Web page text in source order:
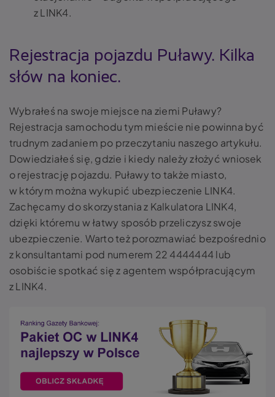
z LINK4.
Rejestracja pojazdu Puławy. Kilka
słów na koniec.
Wybrałeś na swoje miejsce na ziemi Puławy?
Rejestracja samochodu tym mieście nie powinna być
trudnym zadaniem po przeczytaniu naszego artykułu.
Dowiedziałeś się, gdzie i kiedy należy złożyć wniosek
o rejestrację pojazdu. Puławy to także miasto,
w którym można wykupić ubezpieczenie LINK4.
Zachęcamy do skorzystania z Kalkulatora LINK4,
dzięki któremu w łatwy sposób przeliczysz swoje
ubezpieczenie. Warto też porozmawiać bezpośrednio
z konsultantami pod numerem 22 4444444 lub
osobiście spotkać się z agentem współpracującym
z LINK4.